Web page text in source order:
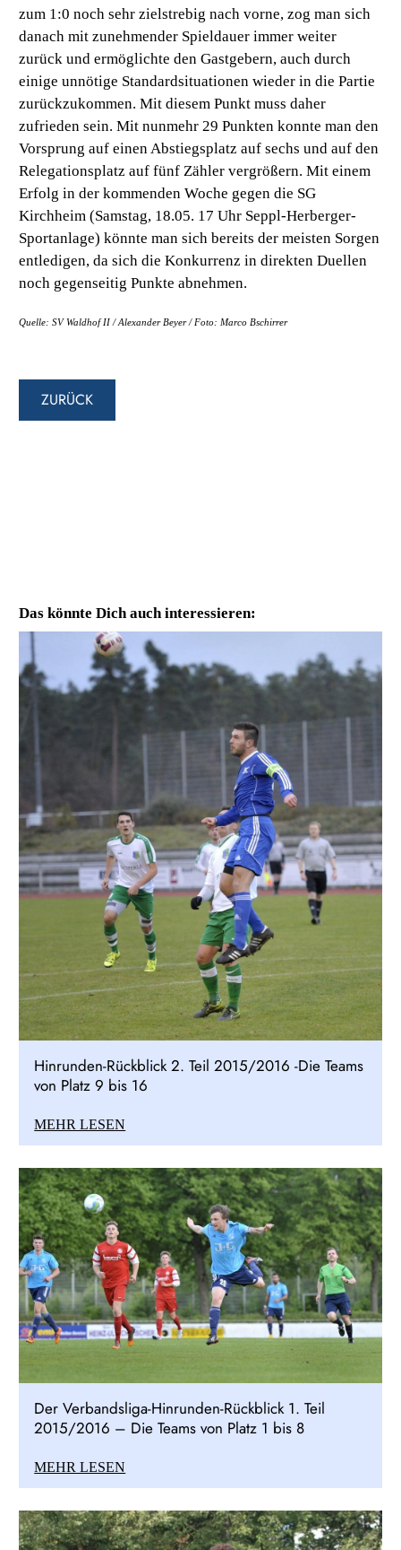
zum 1:0 noch sehr zielstrebig nach vorne, zog man sich
danach mit zunehmender Spieldauer immer weiter
zurück und ermöglichte den Gastgebern, auch durch
einige unnötige Standardsituationen wieder in die Partie
zurückzukommen. Mit diesem Punkt muss daher
zufrieden sein. Mit nunmehr 29 Punkten konnte man den
Vorsprung auf einen Abstiegsplatz auf sechs und auf den
Relegationsplatz auf fünf Zähler vergrößern. Mit einem
Erfolg in der kommenden Woche gegen die SG
Kirchheim (Samstag, 18.05. 17 Uhr Seppl-Herberger-
Sportanlage) könnte man sich bereits der meisten Sorgen
entledigen, da sich die Konkurrenz in direkten Duellen
noch gegenseitig Punkte abnehmen.
Quelle: SV Waldhof II / Alexander Beyer / Foto: Marco Bschirrer
ZURÜCK
Das könnte Dich auch interessieren:
Hinrunden-Rückblick 2. Teil 2015/2016 -Die Teams
von Platz 9 bis 16
MEHR LESEN
Der Verbandsliga-Hinrunden-Rückblick 1. Teil
2015/2016 – Die Teams von Platz 1 bis 8
MEHR LESEN